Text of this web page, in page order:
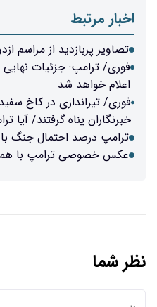
اخبار مرتبط
تصاویر پربازدید از مراسم
فوری/ ترامپ: جزئیات نهایی
اعلام خواهد شد
خبرنگاران پناه گرفتند/
ترامپ درصد احتمال جنگ با
عکس خصوصی ترامپ با
نظر شما